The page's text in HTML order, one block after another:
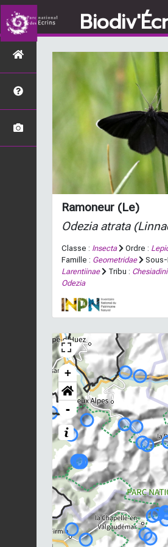
Ramoneur (Le)
Odezia atrata
Classe : Insecta Ordre :
Famille : Geometridae
Sous-
Larentiinae
Tribu : Chesiadini
Odezia
+
-